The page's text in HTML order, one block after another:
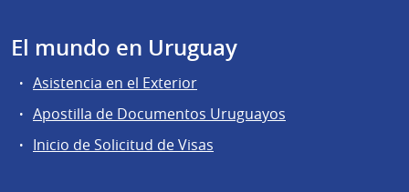
El mundo en Uruguay
Asistencia en el Exterior
Apostilla de Documentos Uruguayos
Inicio de Solicitud de Visas